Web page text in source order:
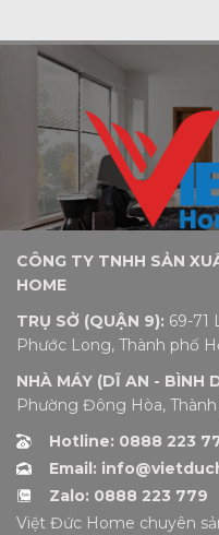
CÔNG TY TNHH SẢN
HOME
TRỤ SỞ (QUẬN 9): 69-71
Phước Long, Thành phố
NHÀ MÁY (DĨ AN - BÌNH
Phường Đông Hòa,
Hotline: 0888 223
Email:
Zalo: 0888 223 779
Việt Đức Home chuyên